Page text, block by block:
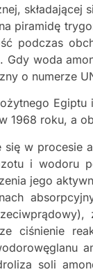
piramidę
podczas
woda
o numerze
roku, a
się w
i wodoru
jego
ciśnienie
soli